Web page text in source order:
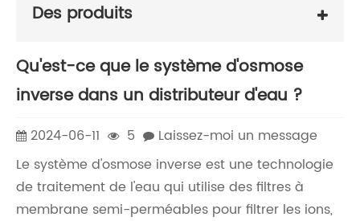
Des produits
Qu'est-ce que le système d'osmose
inverse dans un distributeur d'eau ?
2024-06-11 5
Laissez-moi un message
Le système d'osmose inverse est une technologie
de traitement de l'eau qui utilise des filtres à
membrane semi-perméables pour filtrer les ions,